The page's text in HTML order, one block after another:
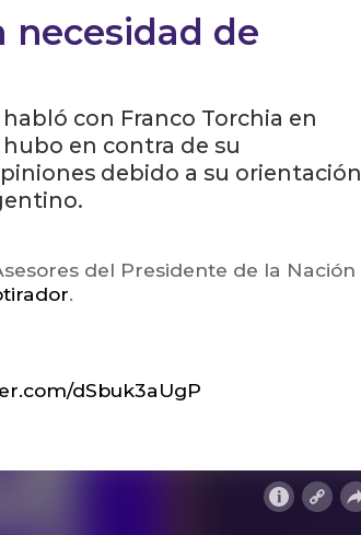
necesidad de
con Franco Torchia en
en contra de su
debido a su orientación
del Presidente de la Nación
.
dSbuk3aUgP